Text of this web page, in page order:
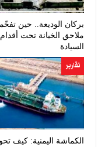
بركان الوديعة.. حين
ملاحق الخيانة تحت أقدام
السيادة
تقارير
الكماشة اليمنية: كيف